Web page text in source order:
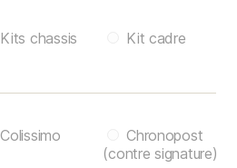
Kits chassis
Kit cadre
Colissimo
Chronopost
(contre signature)